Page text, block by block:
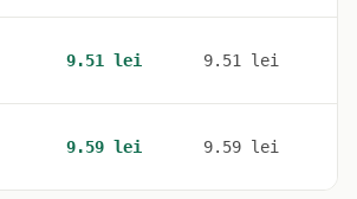
9.51 lei 9.51 lei
9.59 lei 9.59 lei